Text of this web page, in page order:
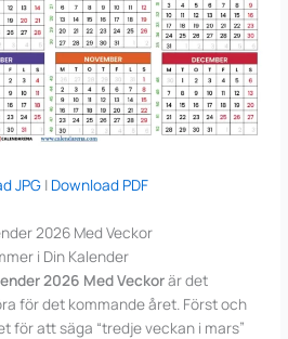
JPG| Download PDF
2026 Med Veckor
i Din Kalender
2026 Med Veckorär det
för det kommande året. Först och
för att säga “tredje veckan i mars”